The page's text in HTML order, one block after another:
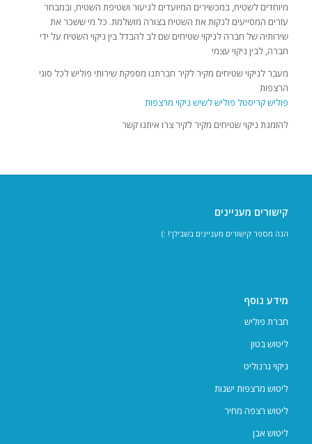
מיוחדים לשטיח, במכשירים המיועדים לניעור ושטיפת השטיח, ובמבחר
עזרים המסייעים לנקות את השטיח בצורה מושלמת. כל מי ששכר את
שירותיה של חברה לניקוי שטיחים שם לב להבדל בין ניקוי השטיח על ידי
חברה, לבין ניקוי עצמי
מעבר לניקוי שטיחים מקיר לקיר חברתנו מספקת שירותי פוליש לכל סוגי
הרצפות
פוליש קריסטל פוליש לשיש ניקוי מרצפות
להזמנת ניקוי שטיחים מקיר לקיר צרו איתנו קשר
קישורים מעניינים
הנה מספר קישורים מעניינים בשבילך! :)
מידע נוסף
חברת פוליש
ליטוש בטון
ניקוי גרנוליט
ליטוש מרצפות ישנות
ליטוש רצפה מחיר
ליטוש אבן